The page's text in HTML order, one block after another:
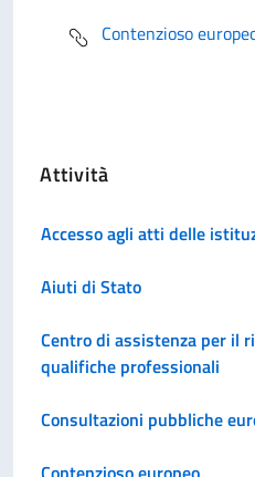
Contenzioso
Attività
Accesso agli atti delle
Aiuti di Stato
Centro di assistenza per il
qualifiche professionali
Consultazioni pubbliche